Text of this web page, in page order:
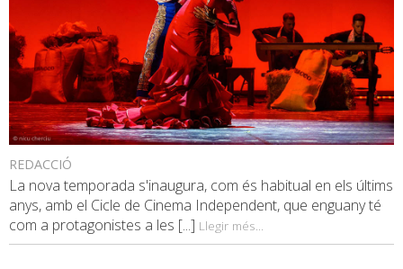
REDACCIÓ
La nova temporada s'inaugura, com és habitual en els últims
anys, amb el Cicle de Cinema Independent, que enguany té
com a protagonistes a les [...] Llegir més...